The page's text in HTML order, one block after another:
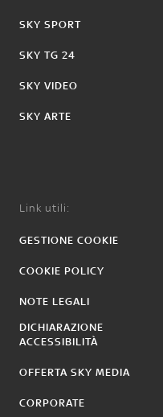
SKY SPORT
SKY TG 24
SKY VIDEO
SKY ARTE
Link utili:
GESTIONE COOKIE
COOKIE POLICY
NOTE LEGALI
DICHIARAZIONE
ACCESSIBILITÀ
OFFERTA SKY MEDIA
CORPORATE